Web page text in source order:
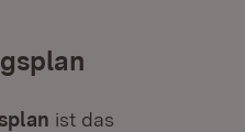
ist das